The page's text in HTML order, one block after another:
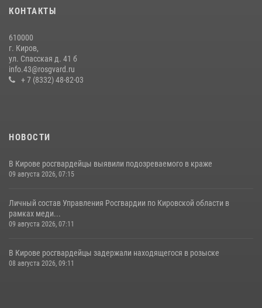
В Кирове росгвардейцы обеспечили безопасность в День ВМФ
27 июля 2026, 08:08
КОНТАКТЫ
610000
г. Киров,
ул. Спасская д. 41 б
info.43@rosgvard.ru
+ 7 (8332) 48-82-03
НОВОСТИ
В Кирове росгвардейцы выявили подозреваемого в краже
09 августа 2026, 07:15
Личный состав Управления Росгвардии по Кировской области в
рамках меди...
09 августа 2026, 07:11
В Кирове росгвардейцы задержали находящегося в розыске
08 августа 2026, 09:11